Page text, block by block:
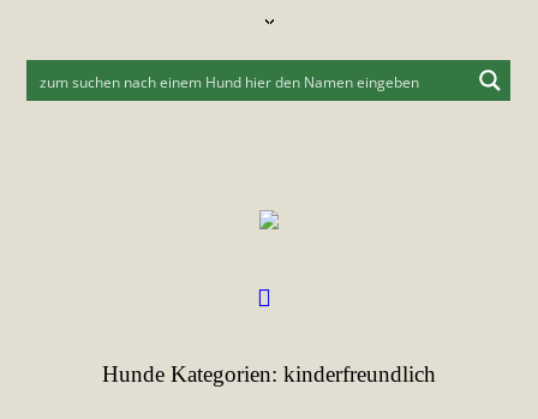
Hunde Kategorien: kinderfreundlich